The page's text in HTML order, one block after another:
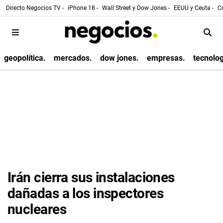
Directo Negocios TV - iPhone 18 - Wall Street y Dow Jones - EEUU y Ceuta -
geopolítica. mercados. dow jones. empresas.
Irán cierra sus instalaciones
dañadas a los inspectores
nucleares